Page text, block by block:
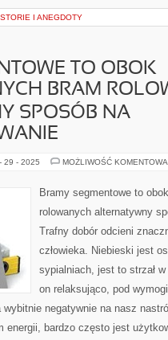
I ANEGDOTY
TO OBOK
BRAM
SPOSÓB NA
29 - 2025 MOŻLIWOŚĆ
Bramy segmentowe to
rolowanych alternatywny
Trafny dobór odcieni
człowieka. Niebieski jest
sypialniach, jest to strzał
on relaksująco, pod
wybitnie negatywnie na nasz
energii, bardzo często jest